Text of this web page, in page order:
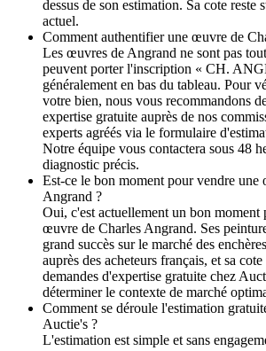
dessus de son estimation. Sa cote reste
actuel.
Comment authentifier une œuvre de
Les œuvres de Angrand ne sont pas
peuvent porter l'inscription « CH.
généralement en bas du tableau. Pour
votre bien, nous vous recommandons
expertise gratuite auprès de nos
experts agréés via le formulaire
Notre équipe vous contactera sous 48
diagnostic précis.
Est-ce le bon moment pour vendre une
Angrand ?
Oui, c'est actuellement un bon moment
œuvre de Charles Angrand. Ses
grand succès sur le marché des
auprès des acheteurs français, et sa
demandes d'expertise gratuite chez
déterminer le contexte de marché
Comment se déroule l'estimation
Auctie's ?
L'estimation est simple et sans